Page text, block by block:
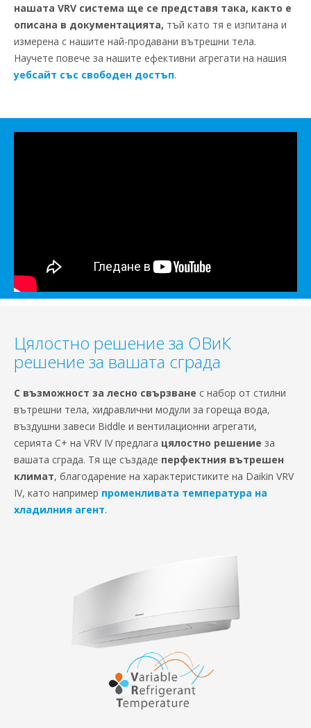
нашата VRV система ще се представя така, както е
описана в документацията, тъй като тя е изпитана и
измерена с нашите най-продавани вътрешни тела.
Научете повече за нашите ефективни агрегати на нашия
уебсайт със свободен достъп.
Цялостно решение за ОВиК
решение за вашата сграда
С възможност за лесно свързване с набор от стилни
вътрешни тела, хидравлични модули за гореща вода,
въздушни завеси Biddle и вентилационни агрегати,
серията С+ на VRV IV предлага цялостно решение за
вашата сграда. Тя ще създаде перфектния вътрешен
климат, благодарение на характеристиките на Daikin VRV
IV, като например променливата температура на
хладилния агент.